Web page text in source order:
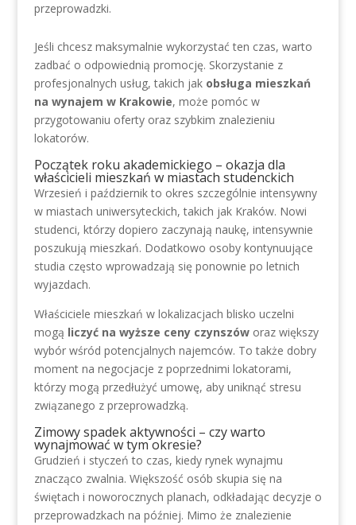
przeprowadzki.
Jeśli chcesz maksymalnie wykorzystać ten czas, warto
zadbać o odpowiednią promocję. Skorzystanie z
profesjonalnych usług, takich jak obsługa mieszkań
na wynajem w Krakowie, może pomóc w
przygotowaniu oferty oraz szybkim znalezieniu
lokatorów.
Początek roku akademickiego – okazja dla
właścicieli mieszkań w miastach studenckich
Wrzesień i październik to okres szczególnie intensywny
w miastach uniwersyteckich, takich jak Kraków. Nowi
studenci, którzy dopiero zaczynają naukę, intensywnie
poszukują mieszkań. Dodatkowo osoby kontynuujące
studia często wprowadzają się ponownie po letnich
wyjazdach.
Właściciele mieszkań w lokalizacjach blisko uczelni
mogą liczyć na wyższe ceny czynszóworaz większy
wybór wśród potencjalnych najemców. To także dobry
moment na negocjacje z poprzednimi lokatorami,
którzy mogą przedłużyć umowę, aby uniknąć stresu
związanego z przeprowadzką.
Zimowy spadek aktywności – czy warto
wynajmować w tym okresie?
Grudzień i styczeń to czas, kiedy rynek wynajmu
znacząco zwalnia. Większość osób skupia się na
świętach i noworocznych planach, odkładając decyzje o
przeprowadzkach na później. Mimo że znalezienie